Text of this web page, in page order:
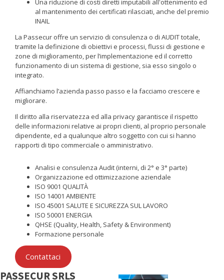
Una riduzione di costi diretti imputabili all'ottenimento ed
al mantenimento dei certificati rilasciati, anche del premio
INAIL
La Passecur offre un servizio di consulenza o di AUDIT totale,
tramite la definizione di obiettivi e processi, flussi di gestione e
zone di miglioramento, per l’implementazione ed il corretto
funzionamento di un sistema di gestione, sia esso singolo o
integrato.
Affianchiamo l’azienda passo passo e la facciamo crescere e
migliorare.
Il diritto alla riservatezza ed alla privacy garantisce il rispetto
delle informazioni relative ai propri clienti, al proprio personale
dipendente, ed a qualunque altro soggetto con cui si hanno
rapporti di tipo commerciale o amministrativo.
Analisi e consulenza Audit (interni, di 2° e 3° parte)
Organizzazione ed ottimizzazione aziendale
ISO 9001 QUALITÀ
ISO 14001 AMBIENTE
ISO 45001 SALUTE E SICUREZZA SUL LAVORO
ISO 50001 ENERGIA
QHSE (Quality, Health, Safety & Environment)
Formazione personale
Contattaci
PASSECUR SRLS